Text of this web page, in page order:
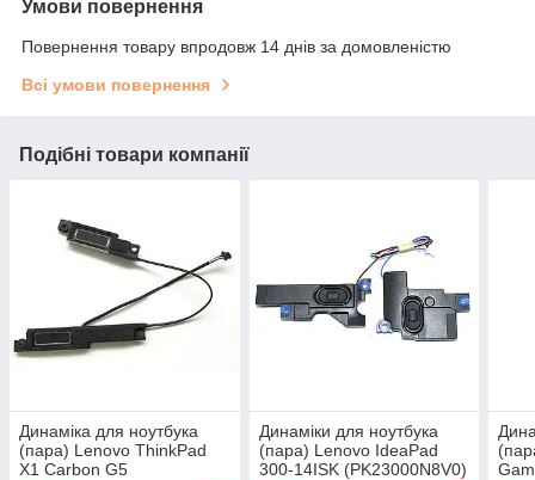
Умови повернення
Повернення товару впродовж 14 днів за домовленістю
Всі умови повернення
Подібні товари компанії
Динаміка для ноутбука
(пара) Lenovo ThinkPad
X1 Carbon G5
Динаміки для ноутбука
(пара) Lenovo IdeaPad
300-14ISK (PK23000N8V0)